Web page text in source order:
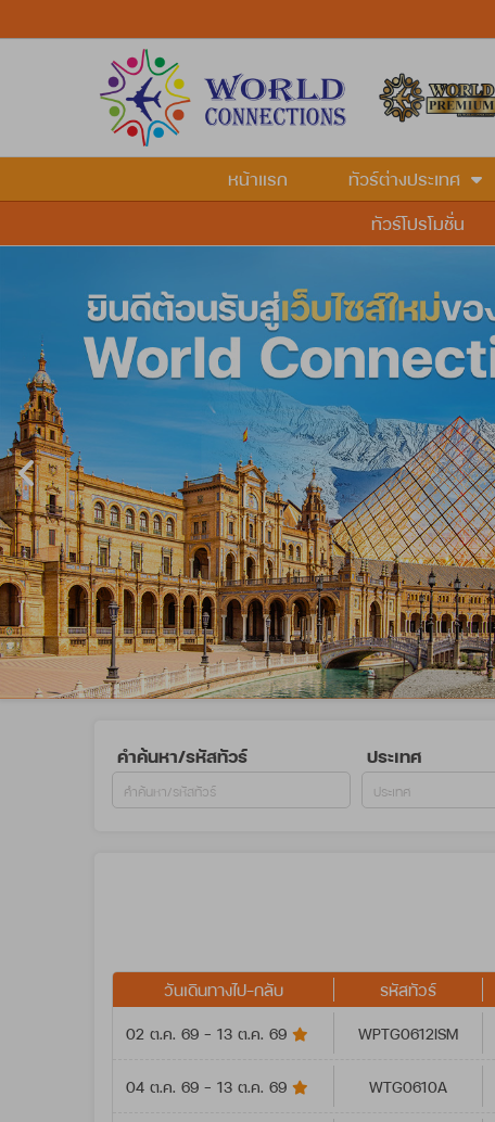
หน้าแรก ทัวร์ต่างประเทศ
ทัวร์โปรโมชั่น
คำค้นหา/รหัสทัวร์ ประเทศ
วันเดินทางไป-กลับ
รหัสทัวร์
02 ต.ค. 69 - 13 ต.ค. 69 WPTG0612ISM
04 ต.ค. 69 - 13 ต.ค. 69 WTG0610A